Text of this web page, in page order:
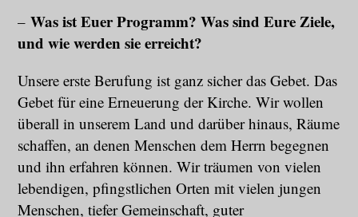
–Was ist Euer Programm? Was sind Eure Ziele,
und wie werden sie erreicht?
Unsere erste Berufung ist ganz sicher das Gebet. Das
Gebet für eine Erneuerung der Kirche. Wir wollen
überall in unserem Land und darüber hinaus, Räume
schaffen, an denen Menschen dem Herrn begegnen
und ihn erfahren können. Wir träumen von vielen
lebendigen, pfingstlichen Orten mit vielen jungen
Menschen, tiefer Gemeinschaft, guter